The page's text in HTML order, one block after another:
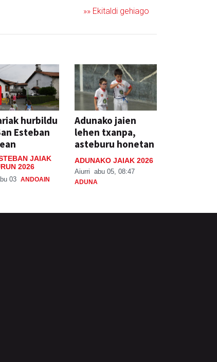
»» Ekitaldi gehiago
hurbildu
Esteban
JAIAK
2026
03 ANDOAIN
Adunako jaien
lehen txanpa,
asteburu honetan
ADUNAKO JAIAK 2026
Aiurri abu 05, 08:47
ADUNA